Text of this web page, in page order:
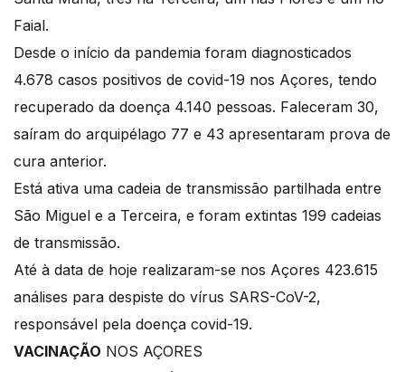
Faial.
Desde o início da pandemia foram diagnosticados
4.678 casos positivos de covid-19 nos Açores, tendo
recuperado da doença 4.140 pessoas. Faleceram 30,
saíram do arquipélago 77 e 43 apresentaram prova de
cura anterior.
Está ativa uma cadeia de transmissão partilhada entre
São Miguel e a Terceira, e foram extintas 199 cadeias
de transmissão.
Até à data de hoje realizaram-se nos Açores 423.615
análises para despiste do vírus SARS-CoV-2,
responsável pela doença covid-19.
VACINAÇÃO NOS AÇORES